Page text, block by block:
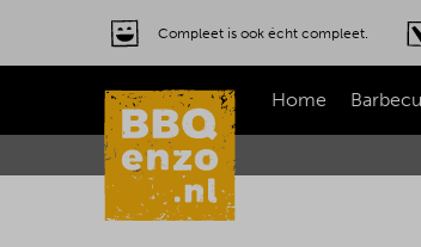
Compleet is ook écht compleet.
Home